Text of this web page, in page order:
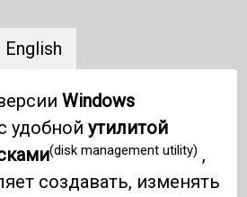
English
Windows
удобнойутилитой
(disk management utility) ,
создавать, изменять